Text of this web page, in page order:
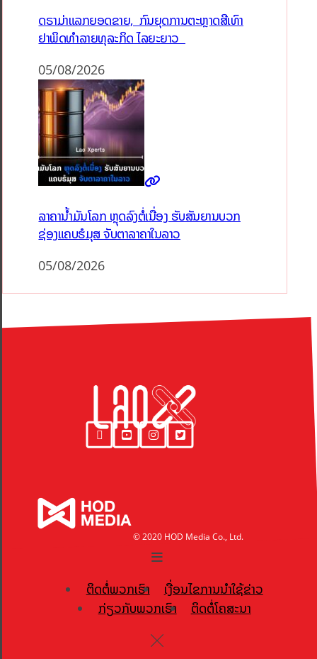
ດຣາມ່າແລກຍອດຂາຍ, ກົນຍຸດການຕະຫຼາດສີເທົາ
ຢາພິດທຳລາຍທຸລະກິດ ໄລຍະຍາວ
05/08/2026
ລາຄານ້ຳມັນໂລກ ຫຼຸດລົງຕໍ່ເນື່ອງ ຮັບສັນຍານບວກ
ຊ່ອງແຄບຮໍມຸສ ຈັບຕາລາຄາໃນລາວ
05/08/2026
© 2020 HOD Media Co., Ltd.
ຕິດຕໍ່ພວກເຮົາ
ເງື່ອນໄຂການນຳໃຊ້ຂ່າວ
ກ່ຽວກັບພວກເຮົາ
ຕິດຕໍ່ໂຄສະນາ